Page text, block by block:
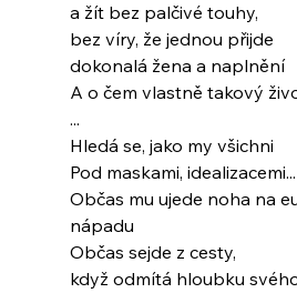
a žít bez palčivé touhy,
bez víry, že jednou přijde
dokonalá žena a naplnění
A o čem vlastně takový
...
Hledá se, jako my všichni
Pod maskami, idealizacemi...
Občas mu ujede noha na
nápadu
Občas sejde z cesty,
když odmítá hloubku